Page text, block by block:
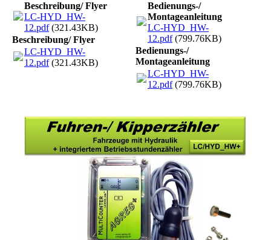
Beschreibung/ Flyer
LC-HYD_HW-
12.pdf(321.43KB)
Beschreibung/ Flyer
LC-HYD_HW-
12.pdf(321.43KB)
Bedienungs-/
Montageanleitung
LC-HYD_HW-
12.pdf(799.76KB)
Bedienungs-/
Montageanleitung
LC-HYD_HW-
12.pdf(799.76KB)